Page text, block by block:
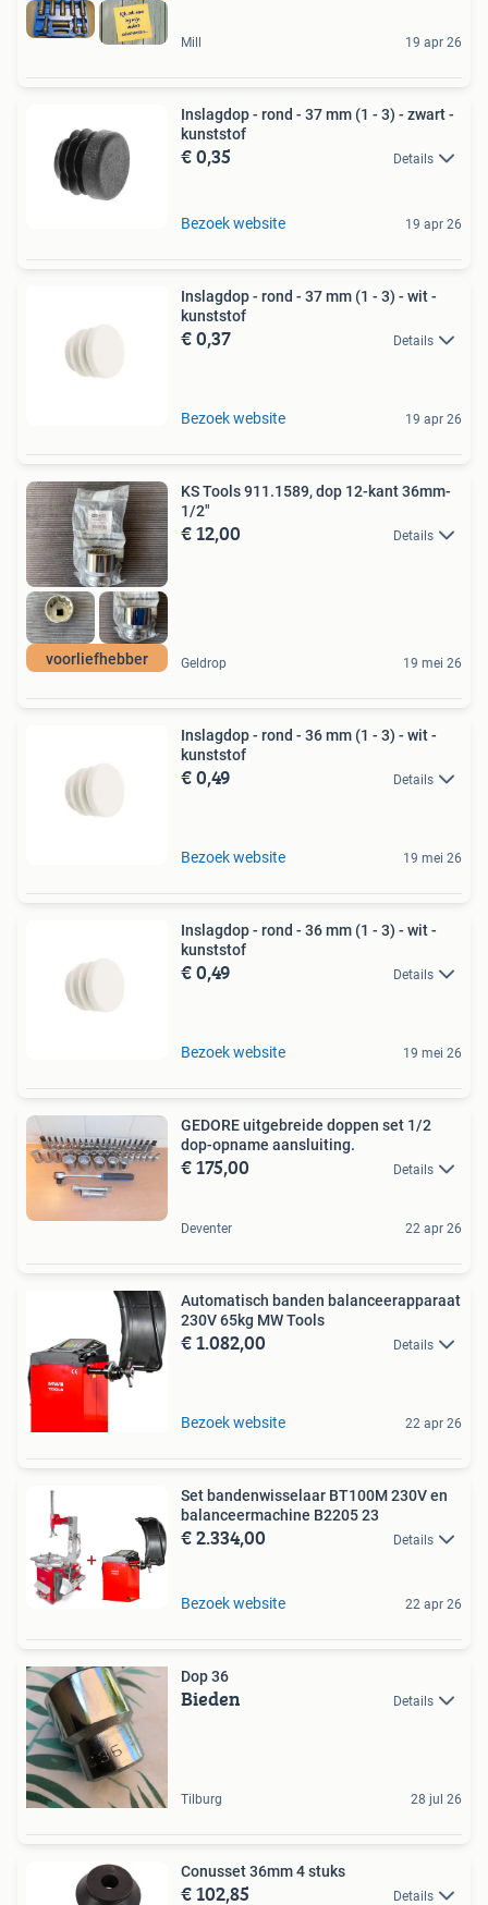
Mill 19 apr 26
Inslagdop - rond - 37 mm (1 - 3) - zwart -
kunststof
€ 0,35 Details
Bezoek website 19 apr 26
Inslagdop - rond - 37 mm (1 - 3) - wit -
kunststof
€ 0,37 Details
Bezoek website 19 apr 26
voorliefhebber
KS Tools 911.1589, dop 12-kant 36mm-
1/2"
€ 12,00 Details
Geldrop 19 mei 26
Inslagdop - rond - 36 mm (1 - 3) - wit -
kunststof
€ 0,49 Details
Bezoek website 19 mei 26
Inslagdop - rond - 36 mm (1 - 3) - wit -
kunststof
€ 0,49 Details
Bezoek website 19 mei 26
GEDORE uitgebreide doppen set 1/2
dop-opname aansluiting.
€ 175,00 Details
Deventer 22 apr 26
Automatisch banden balanceerapparaat
230V 65kg MW Tools
€ 1.082,00 Details
Bezoek website 22 apr 26
Set bandenwisselaar BT100M 230V en
balanceermachine B2205 23
€ 2.334,00 Details
Bezoek website 22 apr 26
Dop 36
Bieden Details
Tilburg 28 jul 26
Conusset 36mm 4 stuks
€ 102,85 Details